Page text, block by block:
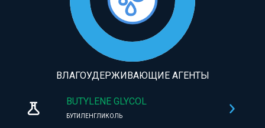
ВЛАГОУДЕРЖИВАЮЩИЕ АГЕНТЫ
BUTYLENE GLYCOL
БУТИЛЕНГЛИКОЛЬ